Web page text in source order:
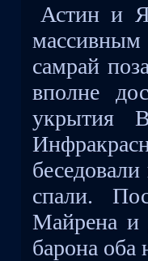
Астин и
самрай
вполне
укрытия
спали.
Майрена и
барона оба